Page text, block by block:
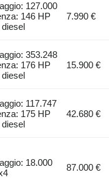
127.000
146 HP
7.990 €
353.248
176 HP
15.900 €
117.747
175 HP
42.680 €
18.000
87.000 €